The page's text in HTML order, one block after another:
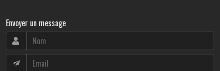
Envoyer un message